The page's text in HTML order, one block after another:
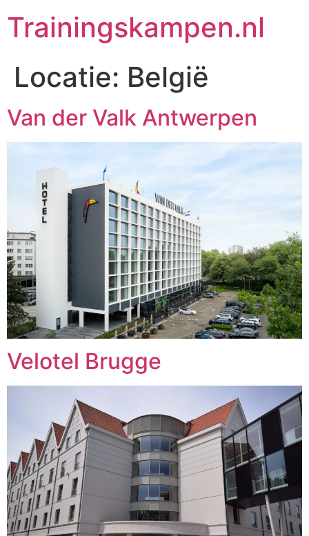
Trainingskampen.nl
Locatie: België
Van der Valk Antwerpen
Velotel Brugge